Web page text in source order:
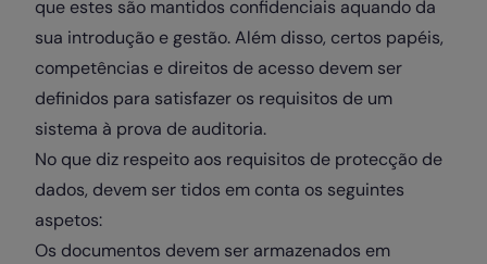
que estes são mantidos confidenciais aquando da
sua introdução e gestão. Além disso, certos papéis,
competências e direitos de acesso devem ser
definidos para satisfazer os requisitos de um
sistema à prova de auditoria.
No que diz respeito aos requisitos de protecção de
dados, devem ser tidos em conta os seguintes
aspetos:
Os documentos devem ser armazenados em